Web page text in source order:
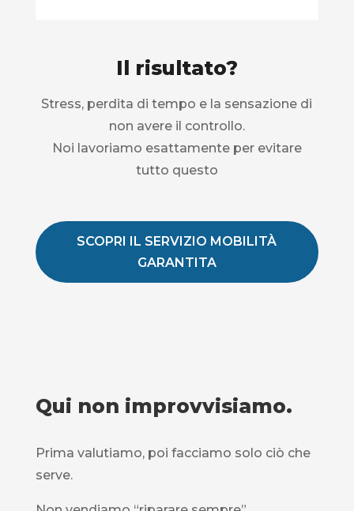
Il risultato?
Stress, perdita di tempo e la sensazione di
non avere il controllo.
Noi lavoriamo esattamente per evitare
tutto questo
SCOPRI IL SERVIZIO MOBILITÀ
GARANTITA
Qui non improvvisiamo.
Prima valutiamo, poi facciamo solo ciò che
serve.